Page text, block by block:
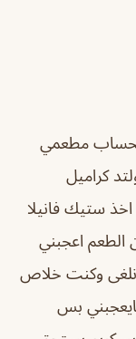
بحساب مطعمي
كراميل
اخذ ستيك فانيلا
اعجبني
وكنت خلاص
بس